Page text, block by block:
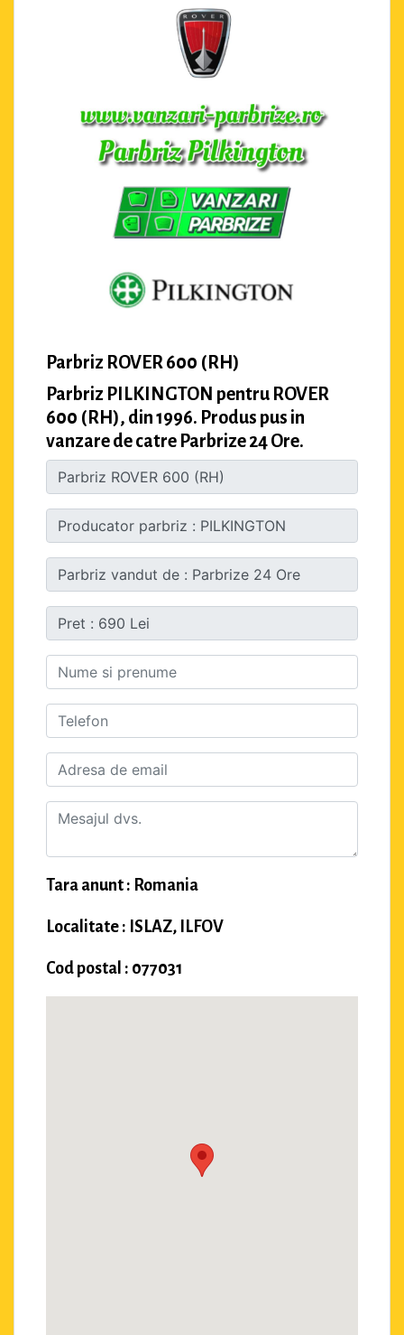
Parbriz ROVER 600 (RH)
Parbriz PILKINGTON pentru ROVER
600 (RH), din 1996. Produs pus in
vanzare de catre Parbrize 24 Ore.
Tara anunt : Romania
Localitate : ISLAZ, ILFOV
Cod postal : 077031